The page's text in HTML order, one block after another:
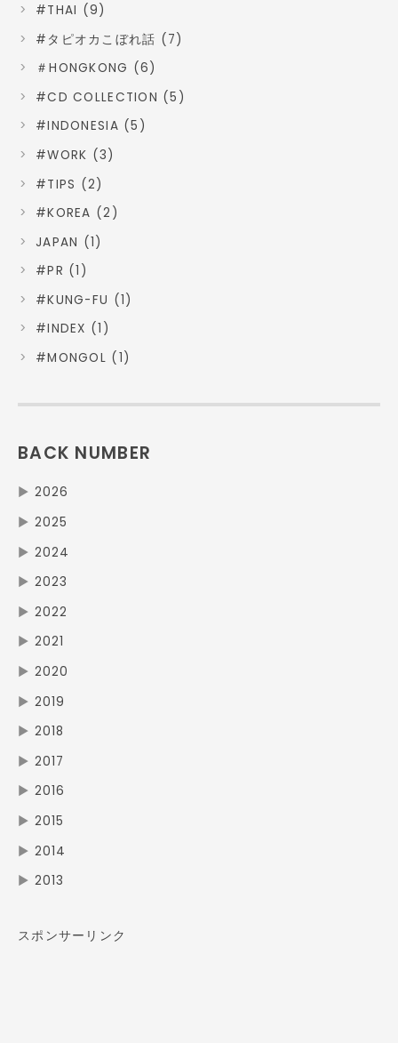
#THAI (9)
#タピオカこぼれ話 (7)
＃HONGKONG (6)
#CD COLLECTION (5)
#INDONESIA (5)
#WORK (3)
#TIPS (2)
#KOREA (2)
JAPAN (1)
#PR (1)
#KUNG-FU (1)
#INDEX (1)
#MONGOL (1)
BACK NUMBER
▶ 2026
▶ 2025
▶ 2024
▶ 2023
▶ 2022
▶ 2021
▶ 2020
▶ 2019
▶ 2018
▶ 2017
▶ 2016
▶ 2015
▶ 2014
▶ 2013
スポンサーリンク